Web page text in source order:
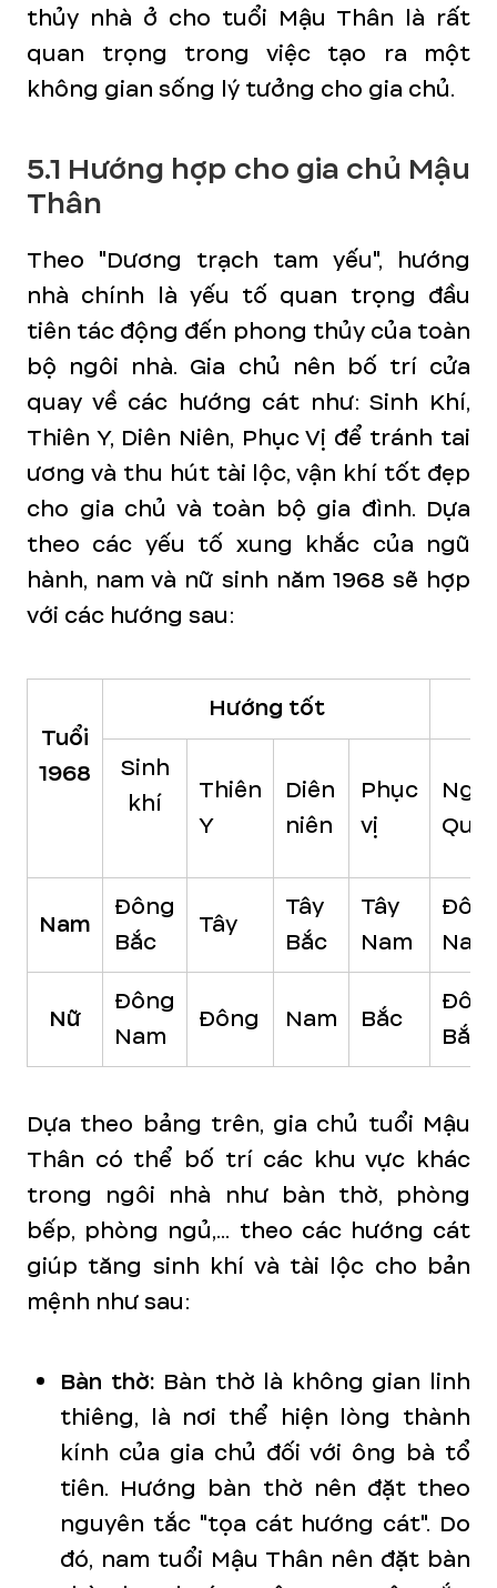
thủy nhà ở cho tuổi Mậu Thân là rất
quan trọng trong việc tạo ra một
không gian sống lý tưởng cho gia chủ.
5.1 Hướng hợp cho gia chủ Mậu
Thân
Theo "Dương trạch tam yếu", hướng
nhà chính là yếu tố quan trọng đầu
tiên tác động đến phong thủy của toàn
bộ ngôi nhà. Gia chủ nên bố trí cửa
quay về các hướng cát như: Sinh Khí,
Thiên Y, Diên Niên, Phục Vị để tránh tai
ương và thu hút tài lộc, vận khí tốt đẹp
cho gia chủ và toàn bộ gia đình. Dựa
theo các yếu tố xung khắc của ngũ
hành, nam và nữ sinh năm 1968 sẽ hợp
với các hướng sau:
Tuổi
1968
Hướng tốt
Sinh
khí
Thiên
Y
Diên
niên
Phục
vị
Ngũ
Quỷ
Nam
Đông
Bắc
Tây
Tây
Bắc
Tây
Nam
Nam
Nữ
Đông
Nam
Đông Nam Bắc
Bắc
Dựa theo bảng trên, gia chủ tuổi Mậu
Thân có thể bố trí các khu vực khác
trong ngôi nhà như bàn thờ, phòng
bếp, phòng ngủ,... theo các hướng cát
giúp tăng sinh khí và tài lộc cho bản
mệnh như sau:
Bàn thờ: Bàn thờ là không gian linh
thiêng, là nơi thể hiện lòng thành
kính của gia chủ đối với ông bà tổ
tiên. Hướng bàn thờ nên đặt theo
nguyên tắc "tọa cát hướng cát". Do
đó, nam tuổi Mậu Thân nên đặt bàn